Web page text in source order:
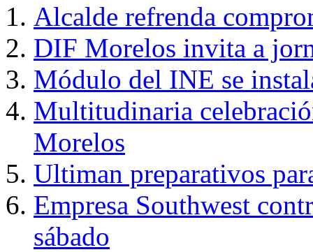
Alcalde refrenda
DIF Morelos invita a
Módulo del INE se
Multitudinaria
Morelos
Ultiman preparativos
Empresa Southwest
sábado